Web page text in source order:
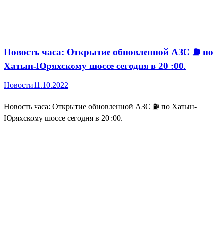
Новость часа: Открытие обновленной АЗС ⛽️ по
Хатын-Юряхскому шоссе сегодня в 20 :00.
Новости11.10.2022
Новость часа: Открытие обновленной АЗС ⛽️ по Хатын-
Юряхскому шоссе сегодня в 20 :00.